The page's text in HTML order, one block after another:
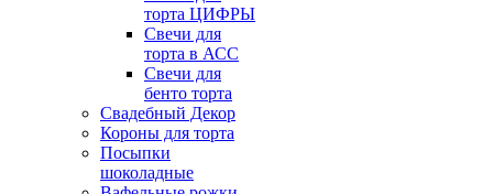
торта ЦИФРЫ
Свечи для
торта в АСС
Свечи для
бенто торта
Свадебный Декор
Короны для торта
Посыпки
шоколадные